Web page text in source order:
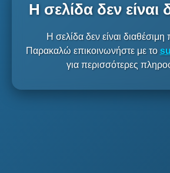
Η σελίδα δεν είναι
Η σελίδα δεν είναι
Παρακαλώ επικοινωνήστε με το
για περισσότερες